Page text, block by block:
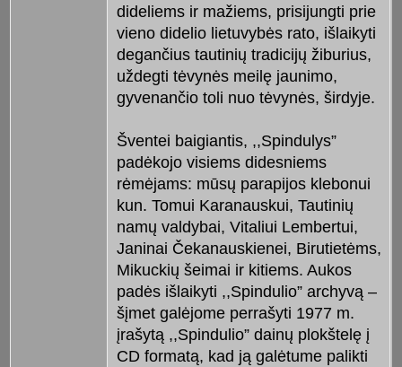
dideliems ir mažiems, prisijungti prie
vieno didelio lietuvybės rato, išlaikyti
degančius tautinių tradicijų žiburius,
uždegti tėvynės meilę jaunimo,
gyvenančio toli nuo tėvynės, širdyje.
Šventei baigiantis, ,,Spindulys”
padėkojo visiems didesniems
rėmėjams: mūsų parapijos klebonui
kun. Tomui Karanauskui, Tautinių
namų valdybai, Vitaliui Lembertui,
Janinai Čekanauskienei, Birutietėms,
Mikuckių šeimai ir kitiems. Aukos
padės išlaikyti ,,Spindulio” archyvą –
šįmet galėjome perrašyti 1977 m.
įrašytą ,,Spindulio” dainų plokštelę į
CD formatą, kad ją galėtume palikti